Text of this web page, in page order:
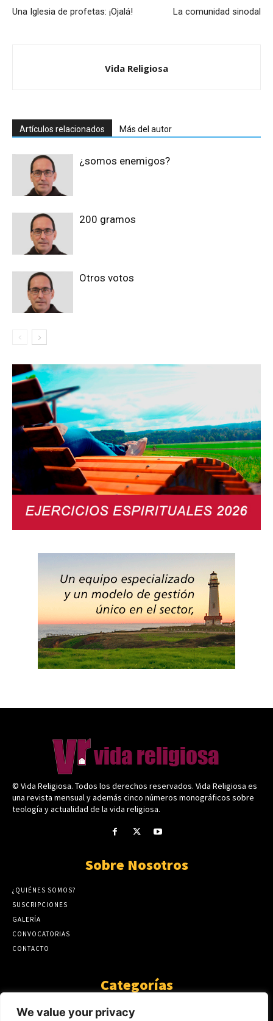
We value your privacy
Una Iglesia de profetas: ¡Ojalá! La comunidad sinodal
Vida Religiosa
Artículos relacionados Más del autor
¿somos enemigos?
200 gramos
Otros votos
© Vida Religiosa. Todos los derechos reservados. Vida Religiosa es
una revista mensual y además cinco números monográficos sobre
teología y actualidad de la vida religiosa.
Sobre Nosotros
¿QUIÉNES SOMOS?
SUSCRIPCIONES
GALERÍA
CONVOCATORIAS
CONTACTO
Categorías
ARTÍCULOS